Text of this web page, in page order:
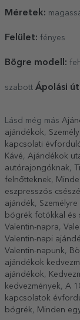
Méretek:
Felület: fényes
Bögre modell:
szabott Ápolási
Lásd még más
ajándékok,
kapcsolati
Kávé, Ajándékok
autórajongóknak,
felnőtteknek,
eszpresszós
ajándék,
bögrék fotókkal és
Valentin-napra,
Valentin-napi
Valentin-napunk,
ajándékok
ajándékok,
kedvezmények, A
kapcsolatok
bögrék, Minden